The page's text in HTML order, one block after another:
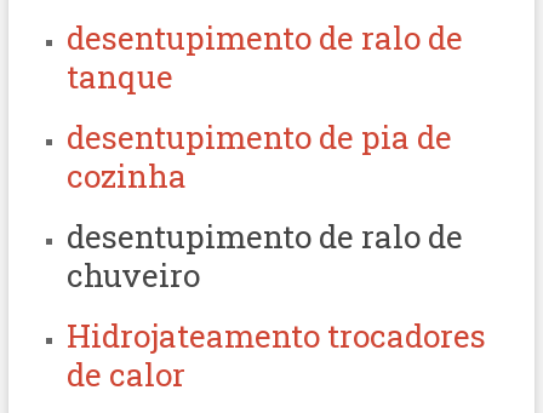
desentupimento de ralo de
tanque
desentupimento de pia de
cozinha
desentupimento de ralo de
chuveiro
Hidrojateamento trocadores
de calor